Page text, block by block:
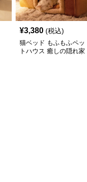
¥3,380 (税込)
猫ベッド もふもふペッ
トハウス 癒しの隠れ家